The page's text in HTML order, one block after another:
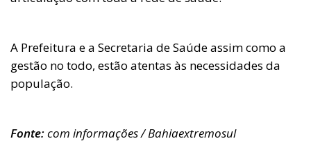
A Prefeitura e a Secretaria de Saúde assim como a
gestão no todo, estão atentas às necessidades da
população.
Fonte:com informações / Bahiaextremosul